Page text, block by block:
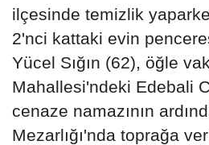
ilçesinde temizlik
2'nci kattaki evin
Yücel Sığın (62), öğle
Mahallesi'ndeki Edebali
cenaze namazının
Mezarlığı'nda toprağa